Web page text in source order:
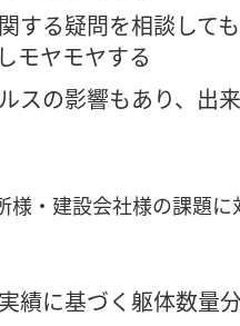
する疑問を相談して
モヤモヤする
スの影響もあり、出
様・建設会社様の課題に
績に基づく躯体数量